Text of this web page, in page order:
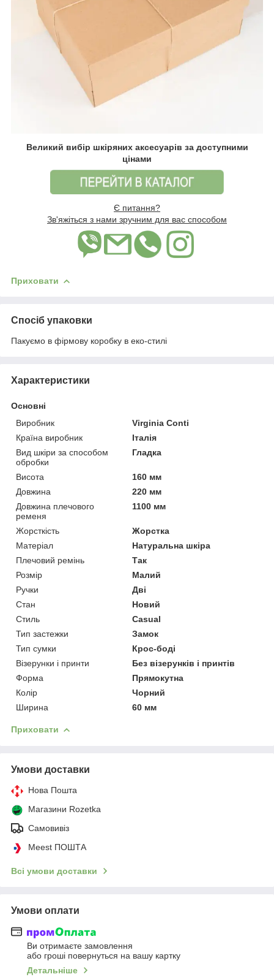
Великий вибір шкіряних аксесуарів за доступними
цінами
Є питання?
Зв'яжіться з нами зручним для вас способом
Приховати
Спосіб упаковки
Пакуємо в фірмову коробку в еко-стилі
Характеристики
Основні
Виробник
Virginia Conti
Країна виробник
Італія
Вид шкіри за способом
обробки
Гладка
Висота
160 мм
Довжина
220 мм
Довжина плечового
ременя
1100 мм
Жорсткість
Жорстка
Матеріал
Натуральна шкіра
Плечовий ремінь
Так
Розмір
Малий
Ручки
Дві
Стан
Новий
Стиль
Casual
Тип застежки
Замок
Тип сумки
Крос-боді
Візерунки і принти
Без візерунків і принтів
Форма
Прямокутна
Колір
Чорний
Ширина
60 мм
Приховати
Умови доставки
Нова Пошта
Магазини Rozetka
Самовивіз
Meest ПОШТА
Всі умови доставки
Умови оплати
Ви отримаєте замовлення
або гроші повернуться на вашу картку
Детальніше